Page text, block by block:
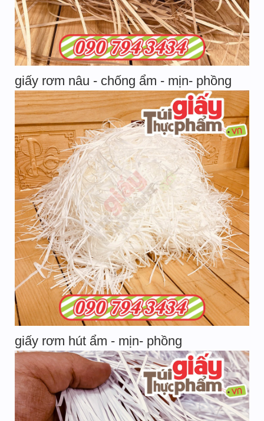
giấy rơm nâu - chống ẩm - mịn- phồng
giấy rơm hút ẩm - mịn- phồng